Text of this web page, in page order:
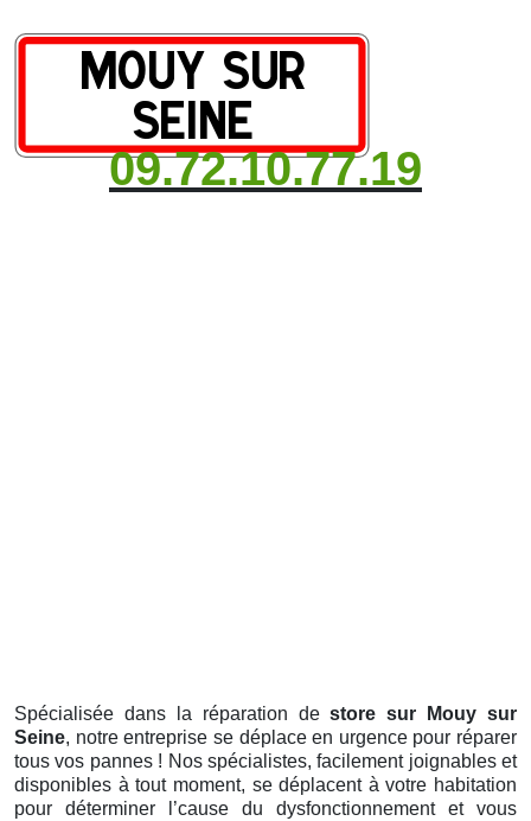
09.72.10.77.19
Spécialisée dans la réparation destore sur Mouy sur
Seine, notre entreprise se déplace en urgence pour réparer
tous vos pannes ! Nos spécialistes, facilement joignables et
disponibles à tout moment, se déplacent à votre habitation
pour déterminer l’cause du dysfonctionnement et vous